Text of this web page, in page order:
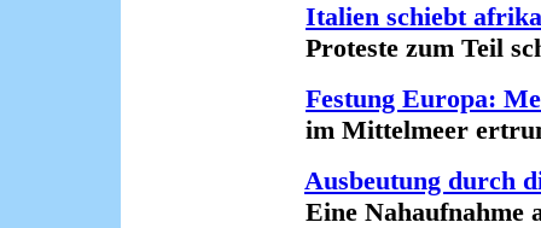
Italien schiebt
Proteste zum Teil
Festung Europa:
im Mittelmeer
Ausbeutung durch
Eine Nahaufnahme